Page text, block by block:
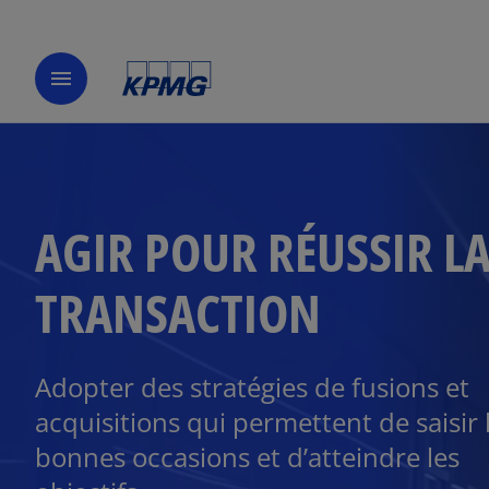
menu
AGIR POUR RÉUSSIR
TRANSACTION
Adopter des stratégies de fusions et
acquisitions qui permettent de saisir
bonnes occasions et d’atteindre les